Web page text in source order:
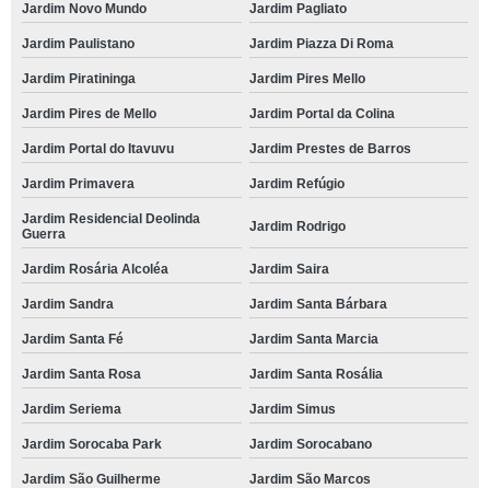
Jardim Novo Mundo Jardim Pagliato
Jardim Paulistano Jardim Piazza Di Roma
Jardim Piratininga Jardim Pires Mello
Jardim Pires de Mello Jardim Portal da Colina
Jardim Portal do Itavuvu Jardim Prestes de Barros
Jardim Primavera Jardim Refúgio
Jardim Residencial Deolinda
Guerra
Jardim Rodrigo
Jardim Rosária Alcoléa Jardim Saira
Jardim Sandra Jardim Santa Bárbara
Jardim Santa Fé Jardim Santa Marcia
Jardim Santa Rosa Jardim Santa Rosália
Jardim Seriema Jardim Simus
Jardim Sorocaba Park Jardim Sorocabano
Jardim São Guilherme Jardim São Marcos